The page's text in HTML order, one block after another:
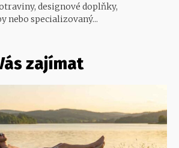
designové doplňky,
nebo specializovaný...
zajímat